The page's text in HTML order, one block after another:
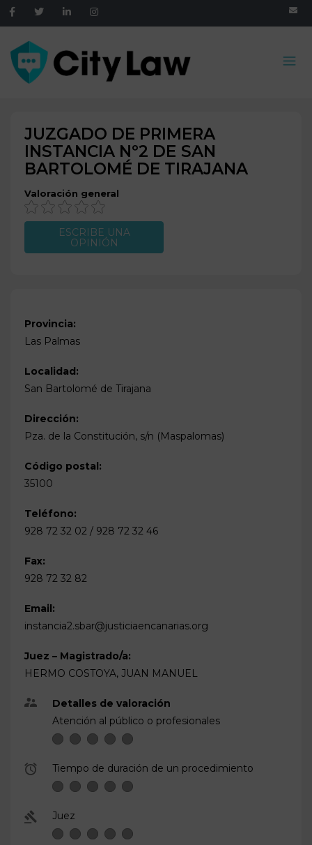
JUZGADO DE PRIMERA
INSTANCIA Nº2 DE SAN
BARTOLOMÉ DE TIRAJANA
Valoración general
ESCRIBE UNA
OPINIÓN
Provincia:
Las Palmas
Localidad:
San Bartolomé de Tirajana
Dirección:
Pza. de la Constitución, s/n (Maspalomas)
Código postal:
35100
Teléfono:
928 72 32 02 / 928 72 32 46
Fax:
928 72 32 82
Email:
instancia2.sbar@justiciaencanarias.org
Juez – Magistrado/a:
HERMO COSTOYA, JUAN MANUEL
Detalles de valoración
Atención al público o profesionales
Tiempo de duración de un procedimiento
Juez